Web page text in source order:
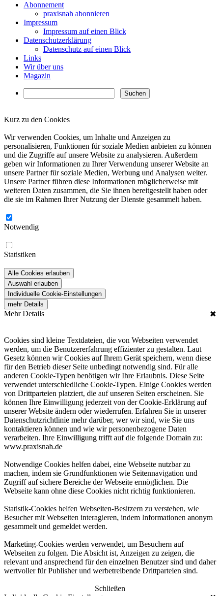
Abonnement
praxisnah abonnieren
Impressum
Impressum auf einen Blick
Datenschutzerklärung
Datenschutz auf einen Blick
Links
Wir über uns
Magazin
Kurz zu den Cookies
Wir verwenden Cookies, um Inhalte und Anzeigen zu
personalisieren, Funktionen für soziale Medien anbieten zu können
und die Zugriffe auf unsere Website zu analysieren. Außerdem
geben wir Informationen zu Ihrer Verwendung unserer Website an
unsere Partner für soziale Medien, Werbung und Analysen weiter.
Unsere Partner führen diese Informationen möglicherweise mit
weiteren Daten zusammen, die Sie ihnen bereitgestellt haben oder
die sie im Rahmen Ihrer Nutzung der Dienste gesammelt haben.
Notwendig
Statistiken
Alle Cookies erlauben
Auswahl erlauben
Individuelle Cookie-Einstellungen
mehr Details
Mehr Details ✖
Cookies sind kleine Textdateien, die von Webseiten verwendet
werden, um die Benutzererfahrung effizienter zu gestalten. Laut
Gesetz können wir Cookies auf Ihrem Gerät speichern, wenn diese
für den Betrieb dieser Seite unbedingt notwendig sind. Für alle
anderen Cookie-Typen benötigen wir Ihre Erlaubnis. Diese Seite
verwendet unterschiedliche Cookie-Typen. Einige Cookies werden
von Drittparteien platziert, die auf unseren Seiten erscheinen. Sie
können Ihre Einwilligung jederzeit von der Cookie-Erklärung auf
unserer Website ändern oder wiederrufen. Erfahren Sie in unserer
Datenschutzrichtlinie mehr darüber, wer wir sind, wie Sie uns
kontaktieren können und wie wir personenbezogene Daten
verarbeiten. Ihre Einwilligung trifft auf die folgende Domain zu:
www.praxisnah.de
Notwendige Cookies helfen dabei, eine Webseite nutzbar zu
machen, indem sie Grundfunktionen wie Seitennavigation und
Zugriff auf sichere Bereiche der Webseite ermöglichen. Die
Webseite kann ohne diese Cookies nicht richtig funktionieren.
Statistik-Cookies helfen Webseiten-Besitzern zu verstehen, wie
Besucher mit Webseiten interagieren, indem Informationen anonym
gesammelt und gemeldet werden.
Marketing-Cookies werden verwendet, um Besuchern auf
Webseiten zu folgen. Die Absicht ist, Anzeigen zu zeigen, die
relevant und ansprechend für den einzelnen Benutzer sind und daher
wertvoller für Publisher und werbetreibende Drittparteien sind.
Schließen